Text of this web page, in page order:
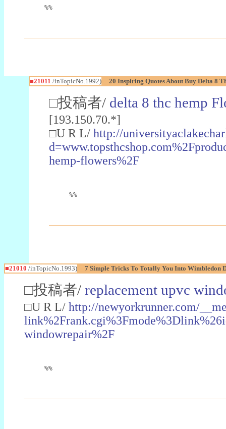
%%
■21011 /inTopicNo.1992) 20 Inspiring Quotes About Buy Delta 8
□投稿者/ delta 8 thc hemp
[193.150.70.*]
□U R L/ http://
hemp-flowers%2F
%%
■21010 /inTopicNo.1993) 7 Simple Tricks To Totally You Into Wimbledon
□投稿者/ replacement upvc
□U R L/ http://newyorkrunner.com/
windowrepair%2F
%%